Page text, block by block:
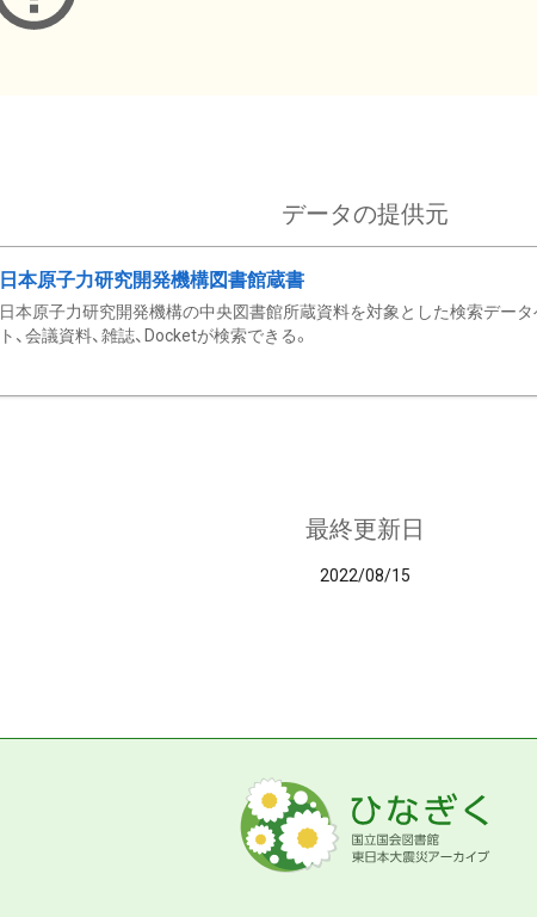
データの提供元
日本原子力研究開発機構図書館蔵書
日本原子力研究開発機構の中央図書館所蔵資料を対象とした検索デー
ト、会議資料、雑誌、Docketが検索できる。
最終更新日
2022/08/15